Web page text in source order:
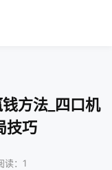
方法_四口机
技巧
读：1